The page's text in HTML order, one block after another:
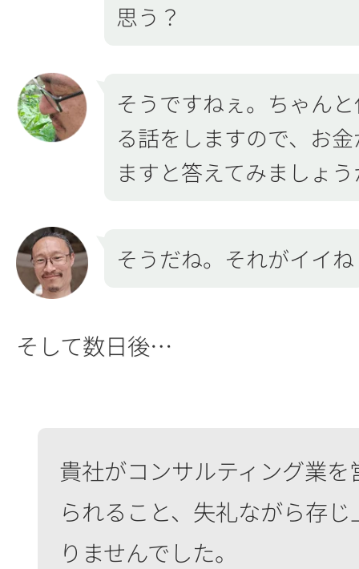
思う？
そうですねぇ。ちゃん
る話をしますので、お
ますと答えてみましょ
そうだね。それがイイね
そして数日後…
貴社がコンサルティング業を
られること、失礼ながら存じ
りませんでした。